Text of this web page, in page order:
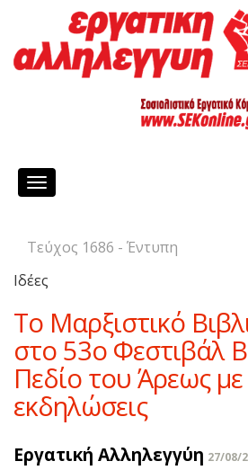
Toggle
Τεύχος 1686 - Έντυπη
Ιδέες
Το Μαρξιστικό
στο 53ο Φεστιβάλ
Πεδίο του Άρεως
εκδηλώσεις
Εργατική Αλληλεγγύη 27/08/